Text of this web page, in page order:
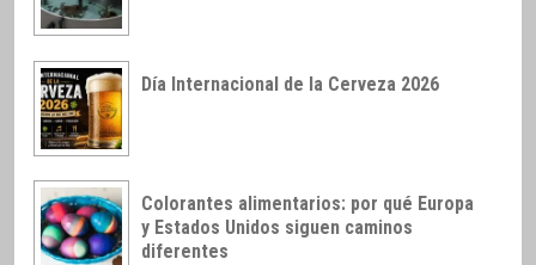
Día Internacional de la Cerveza 2026
Colorantes alimentarios: por qué Europa
y Estados Unidos siguen caminos
diferentes